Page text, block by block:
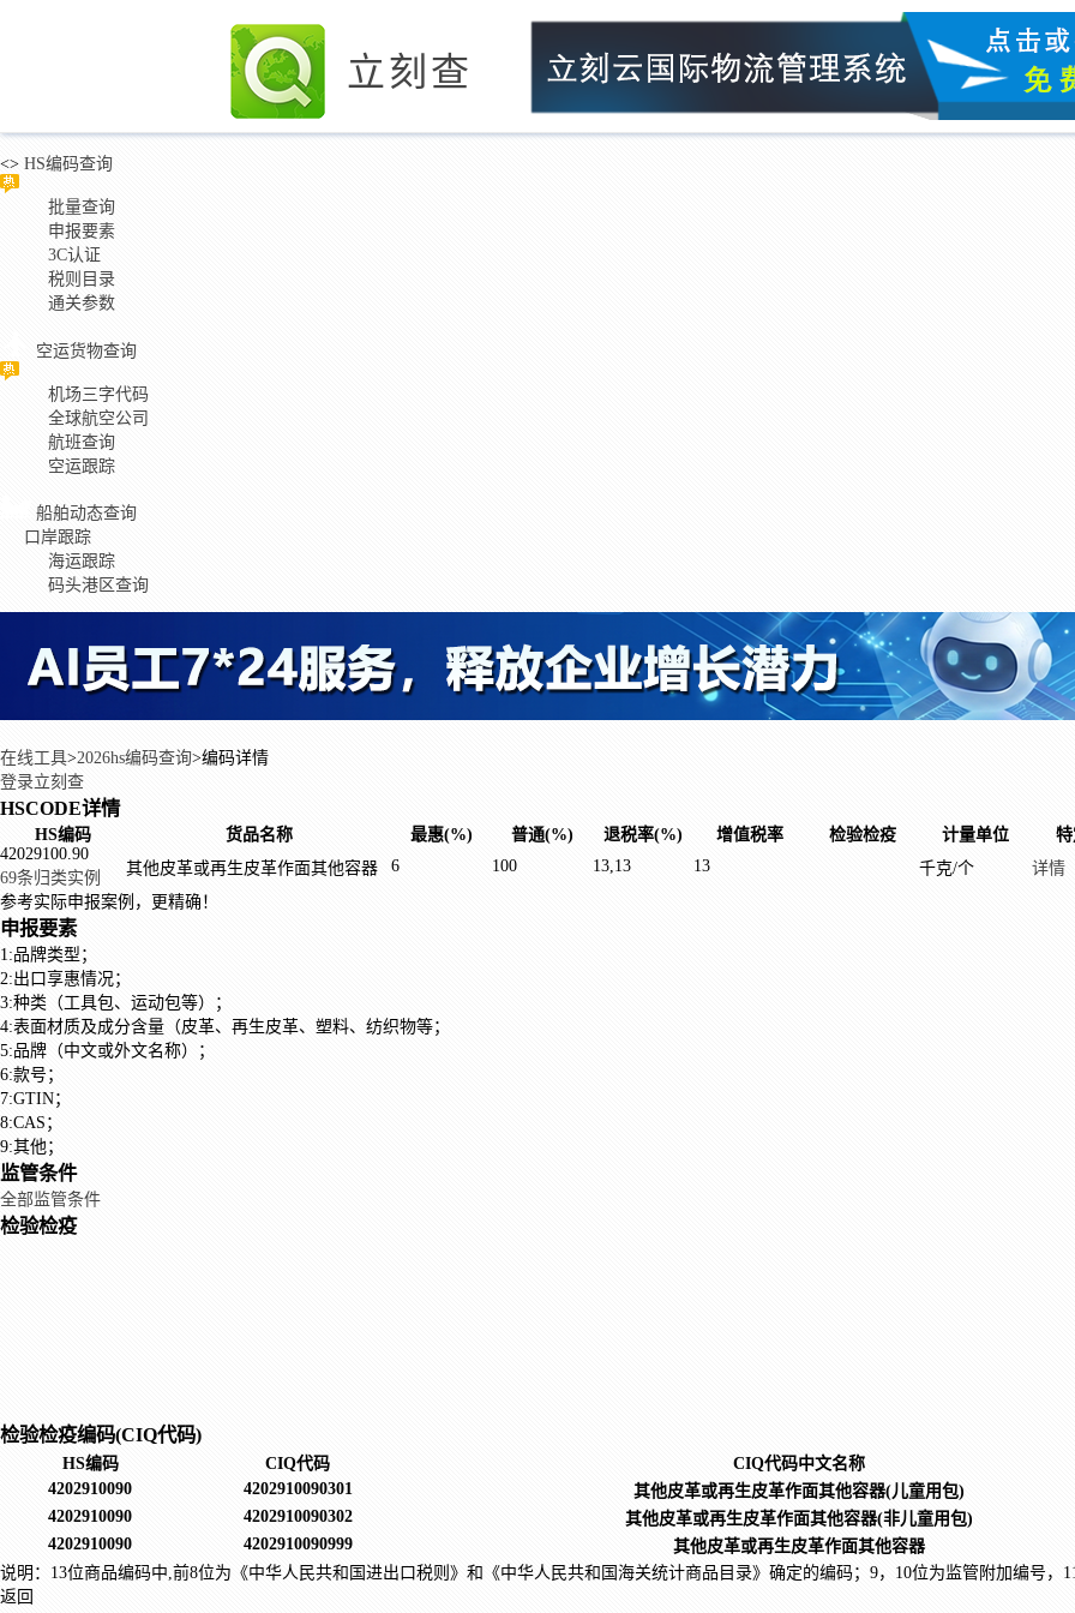
立刻查
<> HS编码查询
批量查询
申报要素
3C认证
税则目录
通关参数
空运货物查询
机场三字代码
全球航空公司
航班查询
空运跟踪
船舶动态查询
口岸跟踪
海运跟踪
码头港区查询
在线工具>2026hs编码查询>编码详情
登录立刻查
HSCODE详情
HS编码 货品名称 最惠(%) 普通(%) 退税率(%) 增值税率 检验检疫 计量单位
42029100.90
69条归类实例
其他皮革或再生皮革作面其他容器 6 100 13,13 13 千克/个
详情
参考实际申报案例，更精确！
申报要素
1:品牌类型；
2:出口享惠情况；
3:种类（工具包、运动包等）；
4:表面材质及成分含量（皮革、再生皮革、塑料、纺织物等；
5:品牌（中文或外文名称）；
6:款号；
7:GTIN；
8:CAS；
9:其他；
监管条件
全部监管条件
检验检疫
检验检疫编码(CIQ代码)
HS编码 CIQ代码
CIQ代码中文名称
4202910090
4202910090301
其他皮革或再生皮革作面其他容器(儿童用包)
4202910090
4202910090302
其他皮革或再生皮革作面其他容器(非儿童用包)
4202910090
4202910090999
其他皮革或再生皮革作面其他容器
说明：13位商品编码中,前8位为《中华人民共和国进出口税则》和《中华人民共和国海关统计商品目录》确定的编码；9，10位为监管附加编号，
返回